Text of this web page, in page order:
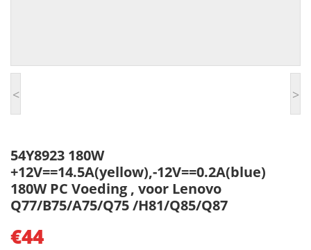
< >
54Y8923 180W
+12V==14.5A(yellow),-12V==0.2A(blue)
180W PC Voeding , voor Lenovo
Q77/B75/A75/Q75 /H81/Q85/Q87
€44